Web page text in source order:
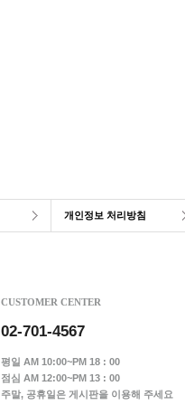
개인정보 처리방침
CUSTOMER CENTER
02-701-4567
평일 AM 10:00~PM 18 : 00
점심 AM 12:00~PM 13 : 00
주말, 공휴일은 게시판을 이용해 주세요